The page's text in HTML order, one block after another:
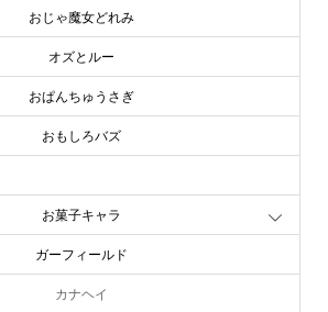
おじゃ魔女どれみ
オズとルー
おぱんちゅうさぎ
おもしろバズ
お菓子キャラ
ガーフィールド
カナヘイ